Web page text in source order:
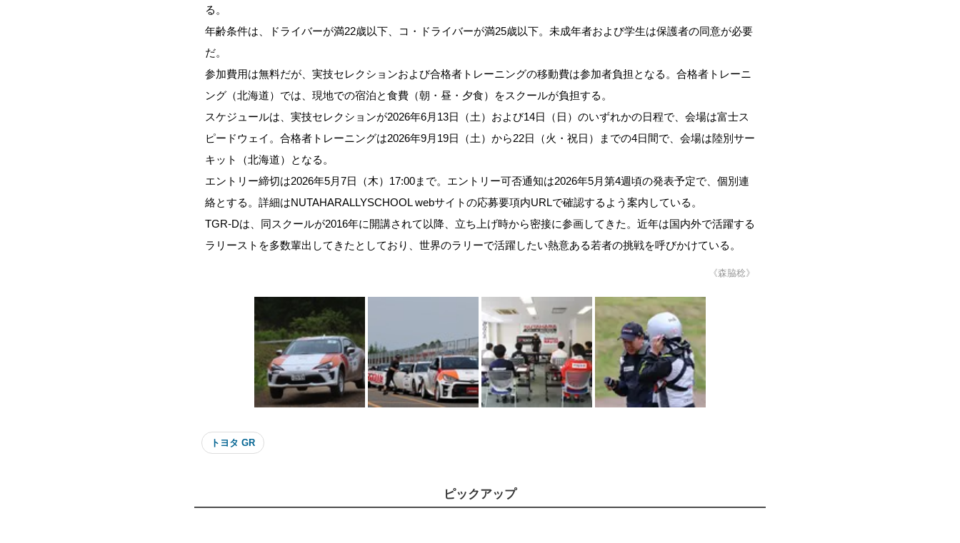
る。
年齢条件は、ドライバーが満22歳以下、コ・ドライバーが満25歳以下。未成年者および学生は保護者の同意が必要
だ。
参加費用は無料だが、実技セレクションおよび合格者トレーニングの移動費は参加者負担となる。合格者トレーニ
ング（北海道）では、現地での宿泊と食費（朝・昼・夕食）をスクールが負担する。
スケジュールは、実技セレクションが2026年6月13日（土）および14日（日）のいずれかの日程で、会場は富士ス
ピードウェイ。合格者トレーニングは2026年9月19日（土）から22日（火・祝日）までの4日間で、会場は陸別サー
キット（北海道）となる。
エントリー締切は2026年5月7日（木）17:00まで。エントリー可否通知は2026年5月第4週頃の発表予定で、個別連
絡とする。詳細はNUTAHARALLYSCHOOL webサイトの応募要項内URLで確認するよう案内している。
TGR-Dは、同スクールが2016年に開講されて以降、立ち上げ時から密接に参画してきた。近年は国内外で活躍する
ラリーストを多数輩出してきたとしており、世界のラリーで活躍したい熱意ある若者の挑戦を呼びかけている。
《森脇稔》
トヨタ GR
ピックアップ